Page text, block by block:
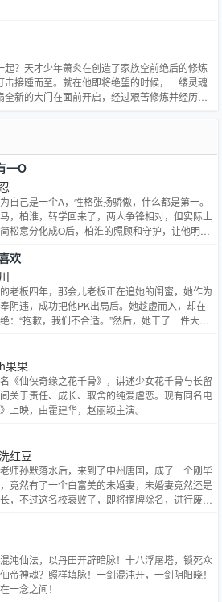
起？天才少年萧炎在创造了家族空前绝后的修炼
接踵而至。就在他即将绝望的时候，一缕灵魂
新的大门在面前开启，经过艰苦修炼并经历了
一O
自己是一个A，性格张扬骄傲，什么都是第一。
，柏淮，转学回来了，两人争锋相对，但实际上
松意分化成O后，柏淮的照顾和守护，让他明白
张扬的少年和懵懂酸涩的暗恋，以及青春岁月的
【ABO校园日常甜饼/强强/无生子/傲娇炸毛大少
攻】 内容标签： 强强 幻想空间 甜文 校园
欢
老板四年，那会儿老板正在追她的闺蜜，她作为
阴违，成功把他PK出局后。她趁虚而入，却在
：“抱歉，我们不合适。”然后，她干了一件大事
的眼，低低地说：“这样也算得到了，以后也不
后来，唐域发现这姑娘当真不惦记了。…
果果
《仙侠奇缘之花千骨》，讲述少女花千骨与长留
关于责任、成长、取舍的纯爱虐恋。现有同名电
上映，由霍建华，赵丽颖主演。
红豆
师孙默落水后，来到了中州唐国，成了一个刚毕
竟然有了一个白富美的未婚妻，未婚妻竟然还是
，不过这名校衰败了，即将摘牌除名，进行废校
默得到绝代名师系统后，点废成金，把一个个
，在孙默的指导下，学渣们一年学霸，三年学
很快可以变成王者级的大BOSS！ 竟敢说我这名
豪、枪圣，刀魔，圣女，无双国士，一代魔帝，
至尊，统统都是我教出来的，就问你怕不怕？
沌仙法，以丹田开辟暗脉！十八浮屠塔，锁死众
帝神魂？照样填脉！一剑混沌开，一剑阴阳晓！
一念之间！